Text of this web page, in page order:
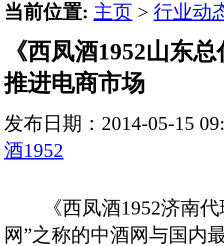
当前位置: 主页 > 行业动
《西凤酒1952山东
推进电商市场
发布日期：2014-05-15
酒1952
《西凤酒1952济南代
网”之称的中酒网与国内